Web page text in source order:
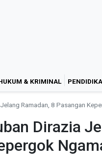
& KRIMINAL
Ramadan, 8 Pasangan
Dirazia